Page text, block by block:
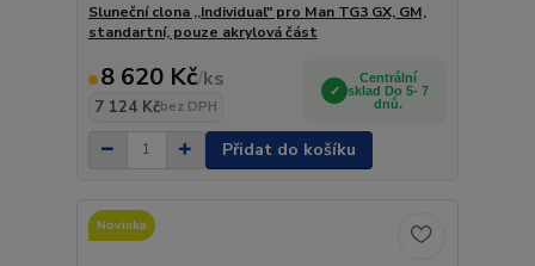
Sluneční clona ,,Individual" pro Man TG3 GX, GM,
standartní, pouze akrylová část
8 620 Kč/ks
7 124 Kčbez DPH
Centrální
sklad Do 5- 7
dnů.
Přidat do košíku
Novinka